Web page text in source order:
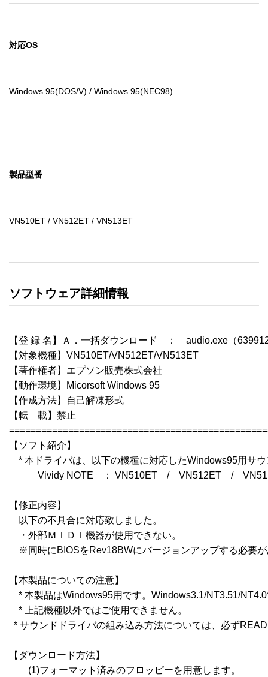
対応OS
Windows 95(DOS/V) / Windows 95(NEC98)
製品型番
VN510ET / VN512ET / VN513ET
ソフトウェア詳細情報
【登 録 名】Ａ．一括ダウンロード　：　audio.exe（
【対象機種】VN510ET/VN512ET/VN513ET
【著作権者】エプソン販売株式会社
【動作環境】Micorsoft Windows 95
【作成方法】自己解凍形式
【転    載】禁止
【ソフト紹介】
* 本ドライバは、以下の機種に対応したWindows95用サ
Vividy NOTE　： VN510ET　/　VN512ET　/　
【修正内容】
以下の不具合に対応致しました。
・外部ＭＩＤＩ機器が使用できない。
※同時にBIOSをRev18BWにバージョンアップする必要が
【本製品についての注意】
* 本製品はWindows95用です。Windows3.1/NT3.51/
* 上記機種以外ではご使用できません。
* サウンドドライバの組み込み方法については、必ず
【ダウンロード方法】
(1)フォーマット済みのフロッピーを用意します。